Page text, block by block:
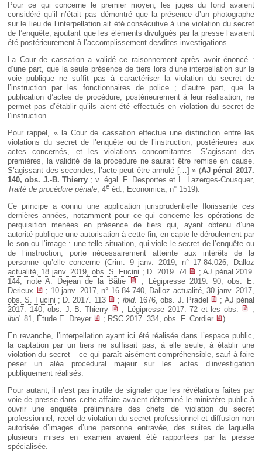
Pour ce qui concerne le premier moyen, les juges du fond avaient
considéré qu’il n’était pas démontré que la présence d’un photographe
sur le lieu de l’interpellation ait été consécutive à une violation du secret
de l’enquête, ajoutant que les éléments divulgués par la presse l’avaient
été postérieurement à l’accomplissement desdites investigations.
La Cour de cassation a validé ce raisonnement après avoir énoncé :
d’une part, que la seule présence de tiers lors d’une interpellation sur la
voie publique ne suffit pas à caractériser la violation du secret de
l’instruction par les fonctionnaires de police ; d’autre part, que la
publication d’actes de procédure, postérieurement à leur réalisation, ne
permet pas d’établir qu’ils aient été effectués en violation du secret de
l’instruction.
Pour rappel, « la Cour de cassation effectue une distinction entre les
violations du secret de l’enquête ou de l’instruction, postérieures aux
actes concernés, et les violations concomitantes. S’agissant des
premières, la validité de la procédure ne saurait être remise en cause.
S’agissant des secondes, l’acte peut être annulé […] » (AJ pénal 2017.
140, obs. J.-B. Thierry ; v. égal. F. Desportes et L. Lazerges-Cousquer,
Traité de procédure pénale, 4e éd., Economica, n° 1519).
Ce principe a connu une application jurisprudentielle florissante ces
dernières années, notamment pour ce qui concerne les opérations de
perquisition menées en présence de tiers qui, ayant obtenu d’une
autorité publique une autorisation à cette fin, en capte le déroulement par
le son ou l’image : une telle situation, qui viole le secret de l’enquête ou
de l’instruction, porte nécessairement atteinte aux intérêts de la
personne qu’elle concerne (Crim. 9 janv. 2019, n° 17-84.026,
Dalloz
actualité, 18 janv. 2019, obs. S. Fucini ; D. 2019. 74
; AJ pénal 2019.
144, note A. Dejean de la Bâtie
; Légipresse 2019. 90, obs. E.
Derieux
; 10 janv. 2017, n° 16-84.740, Dalloz actualité, 30 janv. 2017,
obs. S. Fucini ; D. 2017. 113 ; ibid. 1676, obs. J. Pradel
; AJ pénal
2017. 140, obs. J.-B. Thierry
; Légipresse 2017. 72 et les obs.
;
ibid. 81, Étude E. Dreyer ; RSC 2017. 334, obs. F. Cordier
).
En revanche, l’interpellation ayant ici été réalisée dans l’espace public,
la captation par un tiers ne suffisait pas, à elle seule, à établir une
violation du secret – ce qui paraît aisément compréhensible, sauf à faire
peser un aléa procédural majeur sur les actes d’investigation
publiquement réalisés.
Pour autant, il n’est pas inutile de signaler que les révélations faites par
voie de presse dans cette affaire avaient déterminé le ministère public à
ouvrir une enquête préliminaire des chefs de violation du secret
professionnel, recel de violation du secret professionnel et diffusion non
autorisée d’images d’une personne entravée, des suites de laquelle
plusieurs mises en examen avaient été rapportées par la presse
spécialisée.